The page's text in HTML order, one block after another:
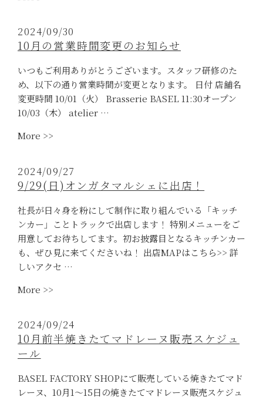
半
焼
き
た
て
マ
ヌ
販
売
ス
ケ
ジ
ュ
ー
2024/09/30
10月の営業時間変更のお知らせ
いつもご利用ありがとうございます。スタッフ研修のた
め、以下の通り営業時間が変更となります。 日付 店舗名
変更時間 10/01（火） Brasserie BASEL 11:30オープン
10/03（木） atelier …
More >>
営
業
時
間
変
更
の
せ”
2024/09/27
9/29(日)オンガタマルシェに出店！
社長が日々身を粉にして制作に取り組んでいる「キッチ
ンカー」ことトラックで出店します！ 特別メニューをご
用意してお待ちしてます。初お披露目となるキッチンカー
も、ぜひ見に来てくださいね！ 出店MAPはこちら>> 詳
しいアクセ …
More >>
ガ
タ
ル
シ
2024/09/24
10月前半焼きたてマドレーヌ販売スケジュ
ール
BASEL FACTORY SHOPにて販売している焼きたてマド
レーヌ、10月1〜15日の焼きたてマドレーヌ販売スケジュ